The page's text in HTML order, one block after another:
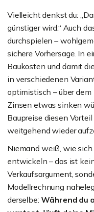
Vielleicht denkst du:
günstiger wird.“ Auch
durchspielen –
sichere Vorhersage. In
Baukosten und damit
in verschiedenen
optimistisch – über
Zinsen etwas sinken
Baupreise diesen
weitgehend wieder
Niemand weiß, wie
entwickeln – das ist
Verkaufsargument,
Modellrechnung
derselbe: Während du